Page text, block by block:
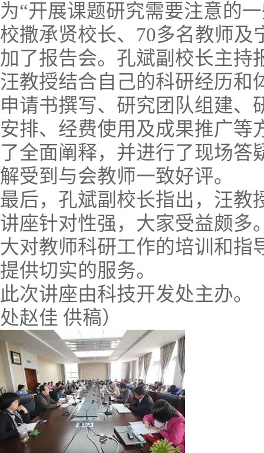
为“开展课题研究需要注意的
校撒承贤校长、70多名教师及
加了报告会。孔斌副校长主持
汪教授结合自己的科研经历和
申请书撰写、研究团队组建、
安排、经费使用及成果推广等
了全面阐释，并进行了现场答
解受到与会教师一致好评。
最后，孔斌副校长指出，汪教
讲座针对性强，大家受益颇多
大对教师科研工作的培训和指
提供切实的服务。
此次讲座由科技开发处主办。
处赵佳 供稿）